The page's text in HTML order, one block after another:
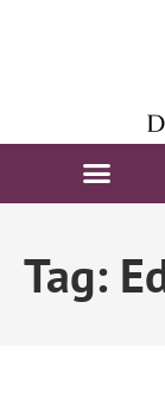
Tag: